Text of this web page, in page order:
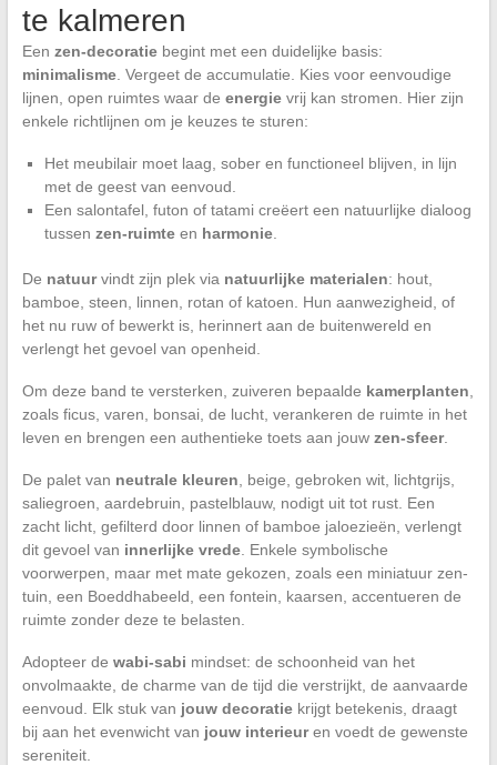
te kalmeren
Een zen-decoratiebegint met een duidelijke basis:
minimalisme. Vergeet de accumulatie. Kies voor eenvoudige
lijnen, open ruimtes waar de energievrij kan stromen. Hier zijn
enkele richtlijnen om je keuzes te sturen:
Het meubilair moet laag, sober en functioneel blijven, in lijn
met de geest van eenvoud.
Een salontafel, futon of tatami creëert een natuurlijke dialoog
tussen zen-ruimteen harmonie.
De natuurvindt zijn plek via natuurlijke materialen: hout,
bamboe, steen, linnen, rotan of katoen. Hun aanwezigheid, of
het nu ruw of bewerkt is, herinnert aan de buitenwereld en
verlengt het gevoel van openheid.
Om deze band te versterken, zuiveren bepaalde kamerplanten
zoals ficus, varen, bonsai, de lucht, verankeren de ruimte in het
leven en brengen een authentieke toets aan jouw zen-sfeer.
De palet van neutrale kleuren , beige, gebroken wit, lichtgrijs,
saliegroen, aardebruin, pastelblauw, nodigt uit tot rust. Een
zacht licht, gefilterd door linnen of bamboe jaloezieën, verlengt
dit gevoel van innerlijke vrede. Enkele symbolische
voorwerpen, maar met mate gekozen, zoals een miniatuur zen-
tuin, een Boeddhabeeld, een fontein, kaarsen, accentueren de
ruimte zonder deze te belasten.
Adopteer de wabi-sabi mindset: de schoonheid van het
onvolmaakte, de charme van de tijd die verstrijkt, de aanvaarde
eenvoud. Elk stuk van jouw decoratiekrijgt betekenis, draagt
bij aan het evenwicht van jouw interieuren voedt de gewenste
sereniteit.